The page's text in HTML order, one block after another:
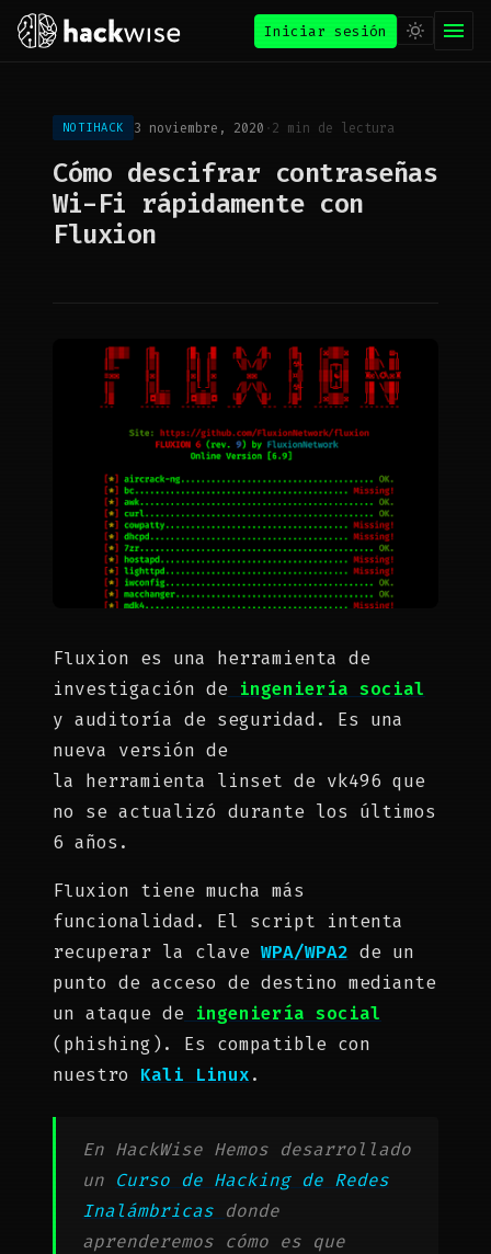
Iniciar sesión
NOTIHACK 3 noviembre, 2020 ·2 min de lectura
Cómo descifrar contraseñas
Wi-Fi rápidamente con
Fluxion
Fluxion es una herramienta de
investigación de ingeniería social
y auditoría de seguridad. Es una
nueva versión de
la herramienta linset de vk496 que
no se actualizó durante los últimos
6 años.
Fluxion tiene mucha más
funcionalidad. El script intenta
recuperar la clave WPA/WPA2 de un
punto de acceso de destino mediante
un ataque de ingeniería social
(phishing). Es compatible con
nuestro Kali Linux.
En HackWise Hemos desarrollado
un Curso de Hacking de Redes
Inalámbricas donde
aprenderemos cómo es que